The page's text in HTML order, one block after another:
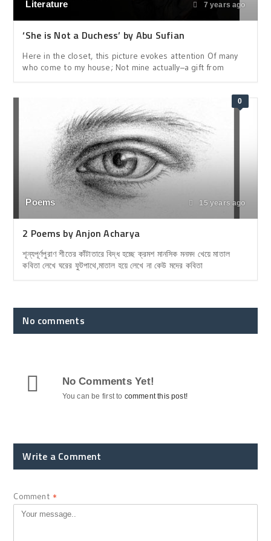
Literature 7 years ago
‘She is Not a Duchess’ by Abu Sufian
Here in the closet, this picture evokes attention Of many
who come to my house; Not mine actually–a gift from
0
Poems 15 years ago
2 Poems by Anjon Acharya
শূন্যপূর্ণপুরাণ শীতের কাঁটাতারে বিদ্ধ হচ্ছে ক্রমশ মানসিক মনমদ খেয়ে মাতাল
কবিতা লেখে ঘরের ফুটপাথে,মাতাল হয়ে লেখে না কেউ মদের কবিতা
No comments
No Comments Yet!
You can be first to comment this post!
Write a Comment
Comment *